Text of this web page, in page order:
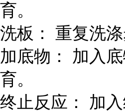
育。
洗板： 重复洗涤
加底物： 加入
育。
终止反应： 加入